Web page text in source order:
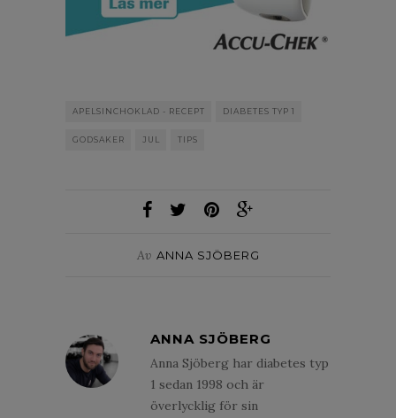
APELSINCHOKLAD - RECEPT DIABETES TYP 1
GODSAKER JUL TIPS
Av ANNA SJÖBERG
ANNA SJÖBERG
Anna Sjöberg har diabetes typ
1 sedan 1998 och är
överlycklig för sin